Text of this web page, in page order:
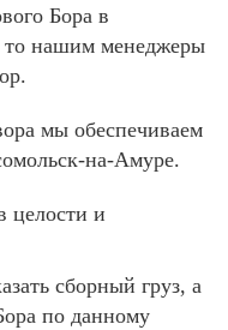
Бора в
нашим менеджеры
мы обеспечиваем
на-Амуре.
целости и
сборный груз, а
по данному